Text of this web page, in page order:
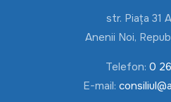
str. Piața 31
Anenii Noi,
Telefon: 0
E-mail: